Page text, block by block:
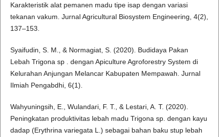
Karakteristik alat pemanen madu tipe isap dengan variasi
tekanan vakum. Jurnal Agricultural Biosystem Engineering, 4(2),
137–153.
Syaifudin, S. M., & Normagiat, S. (2020). Budidaya Pakan
Lebah Trigona sp . dengan Apiculture Agroforestry System di
Kelurahan Anjungan Melancar Kabupaten Mempawah. Jurnal
Ilmiah Pengabdhi, 6(1).
Wahyuningsih, E., Wulandari, F. T., & Lestari, A. T. (2020).
Peningkatan produktivitas lebah madu Trigona sp. dengan kayu
dadap (Erythrina variegata L.) sebagai bahan baku stup lebah